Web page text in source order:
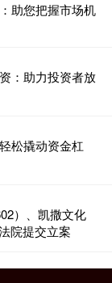
助您把握市场机
：助力投资者放
松撬动资金杠
）、凯撒文化
院提交立案